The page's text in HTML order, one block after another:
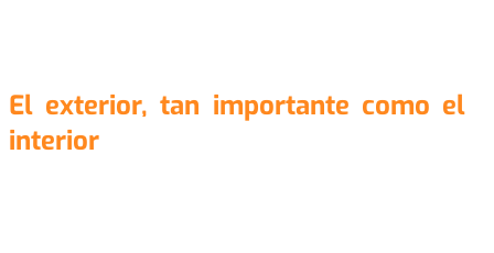
El exterior, tan importante como el
interior